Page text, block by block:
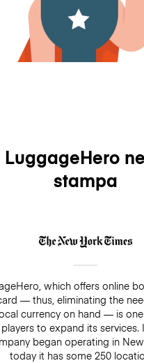
LuggageHero
stampa
which offers online
— thus, eliminating the
currency on hand — is
to expand its services.
began operating in
today it has some 250